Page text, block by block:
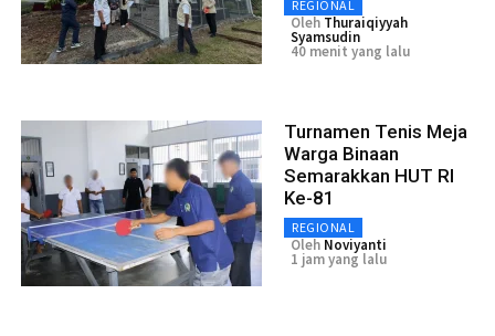
REGIONAL
Oleh Thuraiqiyyah
Syamsudin
40 menit yang lalu
Turnamen Tenis Meja
Warga Binaan
Semarakkan HUT RI
Ke-81
REGIONAL
Oleh Noviyanti
1 jam yang lalu